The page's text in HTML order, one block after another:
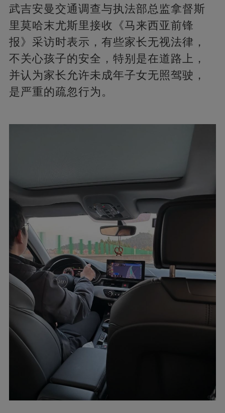
武吉安曼交通调查与执法部总监拿督斯
里莫哈末尤斯里接收《马来西亚前锋
报》采访时表示，有些家长无视法律，
不关心孩子的安全，特别是在道路上，
并认为家长允许未成年子女无照驾驶，
是严重的疏忽行为。